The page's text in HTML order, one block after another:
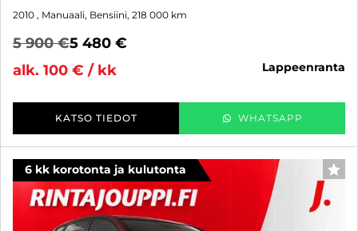
2010 , Manuaali, Bensiini, 218 000 km
5 900 €5 480 €
alk. 100 € / kk
lappeenranta
KATSO TIEDOT WHATSAPP
6 kk korotonta ja kulutonta